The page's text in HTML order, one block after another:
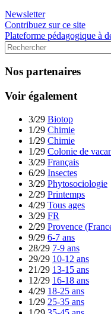
Newsletter
Contribuez sur ce site
Plateforme pédagogique à
Nos partenaires
Voir également
3/29 Biotop
1/29 Chimie
1/29 Chimie
1/29 Colonie de
3/29 Français
6/29 Insectes
3/29 Phytosociologie
2/29 Printemps
4/29 Tous ages
3/29 FR
2/29 Provence
9/29 6-7 ans
28/29 7-9 ans
29/29 10-12 ans
21/29 13-15 ans
12/29 16-18 ans
4/29 18-25 ans
1/29 25-35 ans